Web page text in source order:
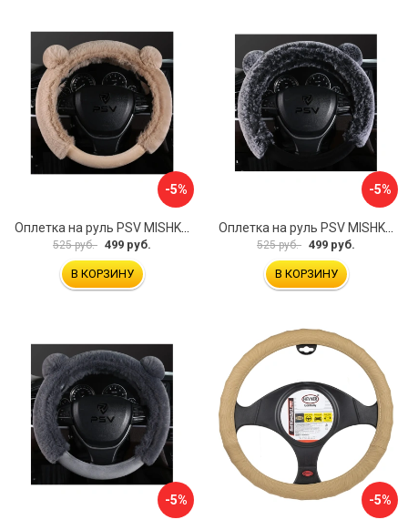
-5%
Оплетка на руль PSV MISHKA Premium 136099
525 руб. 499 руб.
В КОРЗИНУ
-5%
Оплетка на руль PSV MISHKA Premium 136095
525 руб. 499 руб.
В КОРЗИНУ
-5% -5%